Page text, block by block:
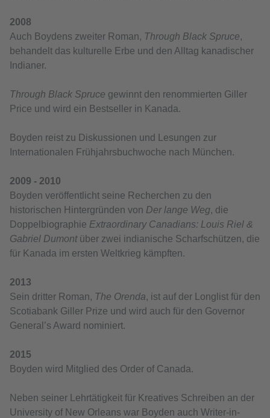
2008
Auch Boydens zweiter Roman, Through Black Spruce,
behandelt das kulturelle Erbe und den Alltag kanadischer
Indianer.
Through Black Spruce gewinnt den renommierten Giller
Price und wird ein Bestseller in Kanada.
Boyden reist zu Diskussionen und Lesungen zur
Internationalen Frühjahrsbuchwoche nach München.
2009 - 2010
Boyden veröffentlicht seine Recherchen zu den
historischen Hintergründen von Der lange Weg, die
Doppelbiographie Extraordinary Canadians: Louis Riel &
Gabriel Dumontüber zwei indianische Scharfschützen, die
für Kanada im ersten Weltkrieg kämpften.
2013
Sein dritter Roman, The Orenda, ist auf der Longlist für den
Scotiabank Giller Prize und wird auch für den Governor
General’s Award nominiert.
2015
Boyden wird Mitglied des Order of Canada.
Neben seiner Lehrtätigkeit für Kreatives Schreiben an der
University of New Orleans war Boyden auch Writer-in-